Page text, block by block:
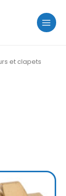
MENU
et clapets